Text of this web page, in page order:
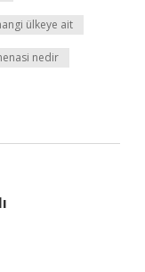
ülkeye ait
nedir